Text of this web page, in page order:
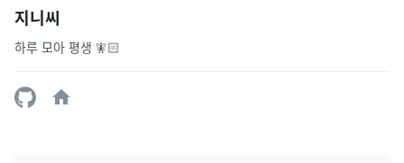
지니씨
하루 모아 평생 🧚🏻